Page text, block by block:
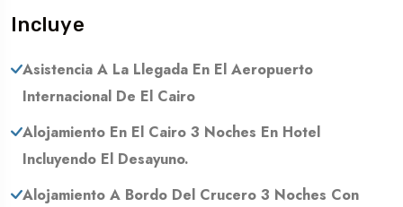
Incluye
Asistencia A La Llegada En El Aeropuerto
Internacional De El Cairo
Alojamiento En El Cairo 3 Noches En Hotel
Incluyendo El Desayuno.
Alojamiento A Bordo Del Crucero 3 Noches Con